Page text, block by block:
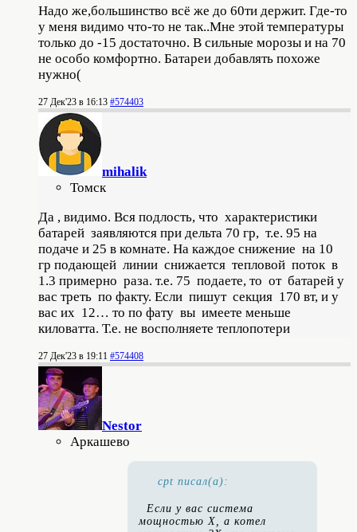
Надо же,большинство всё же до 60ти держит. Где-то
у меня видимо что-то не так..Мне этой температуры
только до -15 достаточно. В сильные морозы и на 70
не особо комфортно. Батареи добавлять похоже
нужно(
27 Дек'23 в 16:13 #574403
mihalik
Томск
Да , видимо. Вся подлость, что характеристики
батарей заявляются при дельта 70 гр, т.е. 95 на
подаче и 25 в комнате. На каждое снижение на 10
гр подающей линии снижается тепловой поток в
1.3 примерно раза. т.е. 75 подаете, то от батарей у
вас треть по факту. Если пишут секция 170 вт, и у
вас их 12… то по фату вы имеете меньше
киловатта. Т.е. не восполняете теплопотери
27 Дек'23 в 19:11 #574408
Nestor
Аркашево
cpt писал(а):
Если у вас система
мощностью Х, а котел